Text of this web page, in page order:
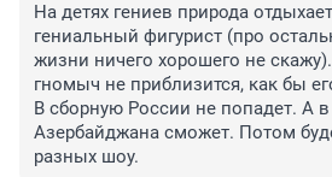
На детях гениев природа
гениальный фигурист (про
жизни ничего хорошего не
гномыч не приблизится, как бы
В сборную России не попадет. А
Азербайджана сможет. Потом
разных шоу.